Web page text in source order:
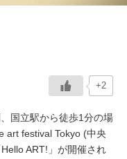
+2
国立駅から徒歩1分の場
art festival Tokyo (中央
ART!」が開催され